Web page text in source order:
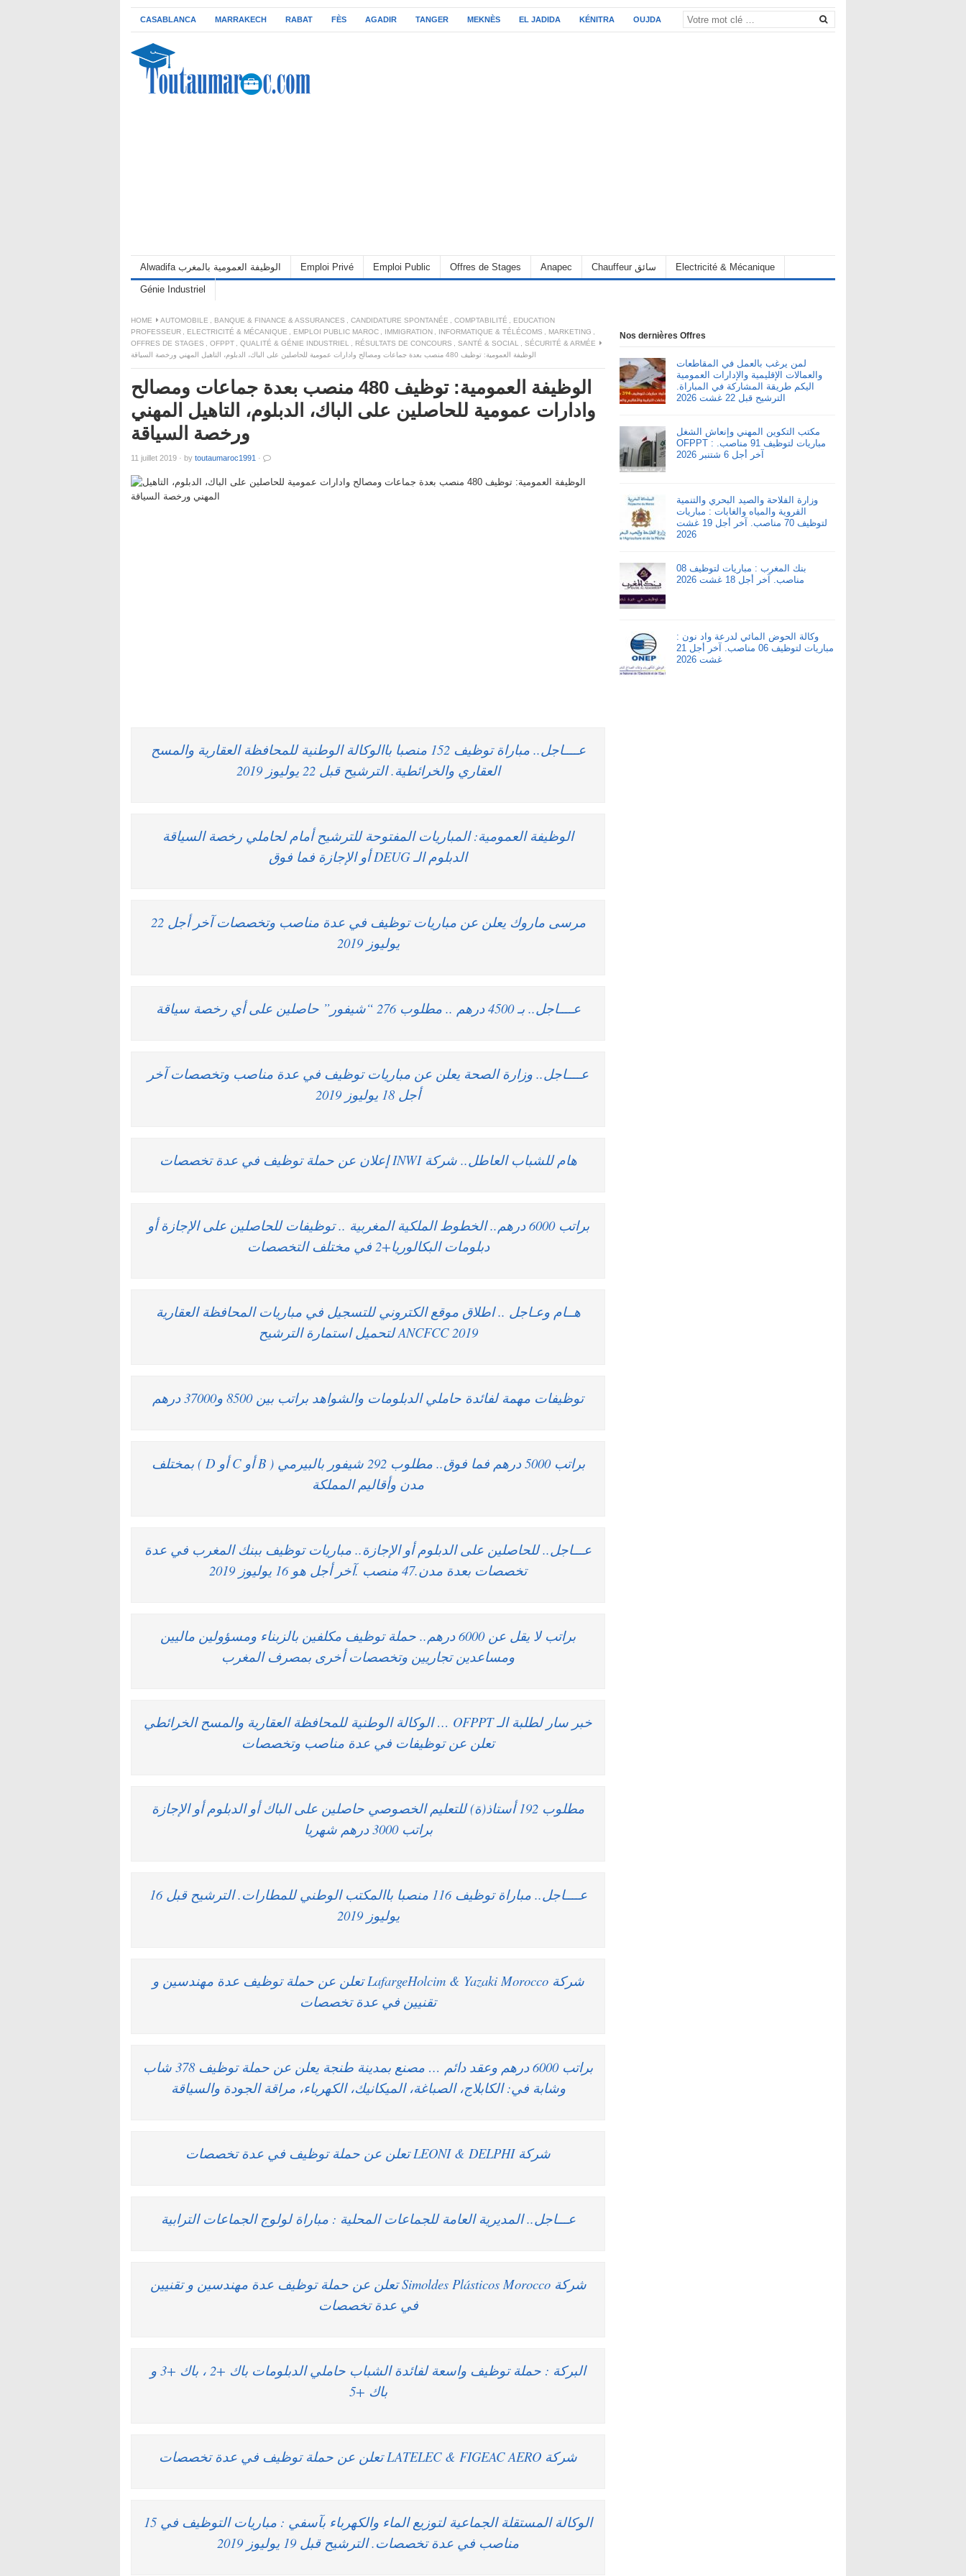
CASABLANCA MARRAKECH RABAT FÈS AGADIR TANGER MEKNÈS EL JADIDA KÉNITRA OUJDA
Alwadifa الوظيفة العمومية بالمغرب Emploi Privé Emploi Public Offres de Stages Anapec Chauffeur سائق Electricité & Mécanique
Génie Industriel
HOME AUTOMOBILE BANQUE & FINANCE & ASSURANCES CANDIDATURE SPONTANÉE COMPTABILITÉ
EDUCATION
PROFESSEUR
ELECTRICITÉ & MÉCANIQUE EMPLOI PUBLIC MAROC IMMIGRATION INFORMATIQUE & TÉLÉCOMS MARKETING
OFFRES DE STAGES
OFPPT QUALITÉ & GÉNIE INDUSTRIEL RÉSULTATS DE CONCOURS SANTÉ & SOCIAL
SÉCURITÉ & ARMÉE
الوظيفة العمومية: توظيف 480 منصب بعدة جماعات ومصالح وادارات عمومية للحاصلين على الباك، الدبلوم، التاهيل المهني ورخصة السياقة
الوظيفة العمومية: توظيف 480 منصب بعدة جماعات ومصالح
وادارات عمومية للحاصلين على الباك، الدبلوم، التاهيل المهني
ورخصة السياقة
11 juillet 2019 · by toutaumaroc1991 ·
عــــاجل.. مباراة توظيف 152 منصبا باالوكالة الوطنية للمحافظة العقارية والمسح
العقاري والخرائطية. الترشيح قبل 22 يوليوز 2019
الوظيفة العمومية: المباريات المفتوحة للترشيح أمام لحاملي رخصة السياقة
الدبلوم الـ DEUG أو الإجازة فما فوق
مرسى ماروك يعلن عن مباريات توظيف في عدة مناصب وتخصصات آخر أجل 22
يوليوز 2019
عــــاجل.. بـ 4500 درهم .. مطلوب 276 “شيفور” حاصلين على أي رخصة سياقة
عــــاجل.. وزارة الصحة يعلن عن مباريات توظيف في عدة مناصب وتخصصات آخر
أجل 18 يوليوز 2019
هام للشباب العاطل.. شركة INWI إعلان عن حملة توظيف في عدة تخصصات
براتب 6000 درهم.. الخطوط الملكية المغربية .. توظيفات للحاصلين على الإجازة أو
دبلومات البكالوريا+2 في مختلف التخصصات
هــام وعـاجل .. اطلاق موقع الكتروني للتسجيل في مباريات المحافظة العقارية
2019 ANCFCC لتحميل استمارة الترشيح
توظيفات مهمة لفائدة حاملي الدبلومات والشواهد براتب بين 8500 و37000 درهم
براتب 5000 درهم فما فوق.. مطلوب 292 شيفور بالبيرمي ( B أو C أو D ) بمختلف
مدن وأقاليم المملكة
عـــاجل.. للحاصلين على الدبلوم أو الإجازة.. مباريات توظيف ببنك المغرب في عدة
تخصصات بعدة مدن.47 منصب .آخر أجل هو 16 يوليوز 2019
براتب لا يقل عن 6000 درهم.. حملة توظيف مكلفين بالزبناء ومسؤولين ماليين
ومساعدين تجاريين وتخصصات أخرى بمصرف المغرب
خبر سار لطلبة الـ OFPPT … الوكالة الوطنية للمحافظة العقارية والمسح الخرائطي
تعلن عن توظيفات في عدة مناصب وتخصصات
مطلوب 192 أستاذ(ة) للتعليم الخصوصي حاصلين على الباك أو الدبلوم أو الإجازة
براتب 3000 درهم شهريا
عــــاجل.. مباراة توظيف 116 منصبا باالمكتب الوطني للمطارات. الترشيح قبل 16
يوليوز 2019
شركة LafargeHolcim & Yazaki Morocco تعلن عن حملة توظيف عدة مهندسين و
تقنيين في عدة تخصصات
براتب 6000 درهم وعقد دائم … مصنع بمدينة طنجة يعلن عن حملة توظيف 378 شاب
وشابة في: الكابلاج، الصباغة، الميكانيك، الكهرباء، مراقة الجودة والسياقة
شركة LEONI & DELPHI تعلن عن حملة توظيف في عدة تخصصات
عـــاجل.. المديرية العامة للجماعات المحلية : مباراة لولوج الجماعات الترابية
شركة Simoldes Plásticos Morocco تعلن عن حملة توظيف عدة مهندسين و تقنيين
في عدة تخصصات
البركة : حملة توظيف واسعة لفائدة الشباب حاملي الدبلومات باك +2 ، باك +3 و
باك +5
شركة LATELEC & FIGEAC AERO تعلن عن حملة توظيف في عدة تخصصات
الوكالة المستقلة الجماعية لتوزيع الماء والكهرباء بآسفي : مباريات التوظيف في 15
مناصب في عدة تخصصات. الترشيح قبل 19 يوليوز 2019
Nos dernières Offres
لمن يرغب بالعمل في المقاطعات
والعمالات الإقليمية والإدارات العمومية
اليكم طريقة المشاركة في المباراة.
الترشيح قبل 22 غشت 2026
مكتب التكوين المهني وإنعاش الشغل
OFPPT : مباريات لتوظيف 91 مناصب.
آخر أجل 6 شتنبر 2026
وزارة الفلاحة والصيد البحري والتنمية
القروية والمياه والغابات : مباريات
لتوظيف 70 مناصب. آخر أجل 19 غشت
2026
بنك المغرب : مباريات لتوظيف 08
مناصب. آخر أجل 18 غشت 2026
وكالة الحوض المائي لدرعة واد نون :
مباريات لتوظيف 06 مناصب. آخر أجل 21
غشت 2026